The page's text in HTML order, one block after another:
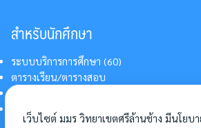
สำหรับนักศึกษา
ระบบบริการการศึกษา (60)
ตารางเรียน/ตารางสอบ
การแต่งกายนักศึกษา
เว็บไซต์ มมร วิทยาเขตศรีล้านช้าง มีนโยบ